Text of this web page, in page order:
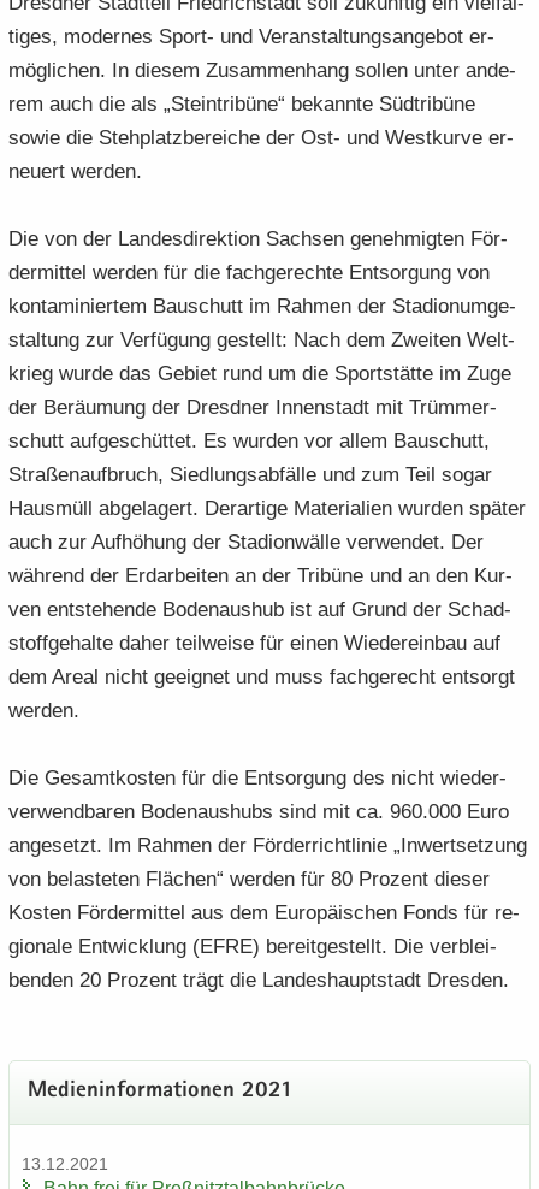
ti­ges, mo­der­nes Sport-​ und Ver­an­stal­tungs­an­ge­bot er­
mög­li­chen. In die­sem Zu­sam­men­hang sol­len unter an­de­
rem auch die als „Stein­tri­bü­ne“ be­kann­te Süd­tri­bü­ne
sowie die Steh­platz­be­rei­che der Ost- und West­kur­ve er­
neu­ert wer­den.
Die von der Lan­des­di­rek­ti­on Sach­sen ge­neh­mig­ten För­
der­mit­tel wer­den für die fach­ge­rech­te Ent­sor­gung von
kon­ta­mi­nier­tem Bau­schutt im Rah­men der Sta­di­on­um­ge­
stal­tung zur Ver­fü­gung ge­stellt: Nach dem Zwei­ten Welt­
krieg wurde das Ge­biet rund um die Sport­stät­te im Zuge
der Be­räu­mung der Dresd­ner In­nen­stadt mit Trüm­mer­
schutt auf­ge­schüt­tet. Es wur­den vor allem Bau­schutt,
Stra­ßen­auf­bruch, Sied­lungs­ab­fäl­le und zum Teil sogar
Haus­müll ab­ge­la­gert. Der­ar­ti­ge Ma­te­ria­li­en wur­den spä­ter
auch zur Auf­hö­hung der Sta­di­on­wäl­le ver­wen­det. Der
wäh­rend der Erd­ar­bei­ten an der Tri­bü­ne und an den Kur­
ven ent­ste­hen­de Bo­den­aus­hub ist auf Grund der Schad­
stoff­ge­hal­te daher teil­wei­se für einen Wie­der­ein­bau auf
dem Areal nicht ge­eig­net und muss fach­ge­recht ent­sorgt
wer­den.
Die Ge­samt­kos­ten für die Ent­sor­gung des nicht wie­der­
ver­wend­ba­ren Bo­den­aus­hubs sind mit ca. 960.000 Euro
an­ge­setzt. Im Rah­men der För­der­richt­li­nie „In­wert­set­zung
von be­las­te­ten Flä­chen“ wer­den für 80 Pro­zent die­ser
Kos­ten För­der­mit­tel aus dem Eu­ro­päi­schen Fonds für re­
gio­na­le Ent­wick­lung (EFRE) be­reit­ge­stellt. Die ver­blei­
ben­den 20 Pro­zent trägt die Lan­des­haupt­stadt Dres­den.
Me­di­en­in­for­ma­tio­nen 2021
13.12.2021